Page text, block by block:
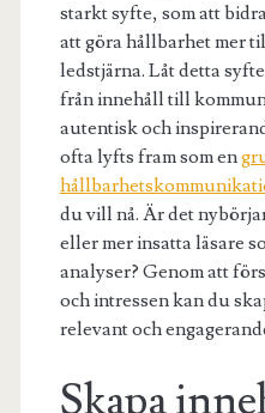
starkt syfte, som att
att göra hållbarhet mer
ledstjärna. Låt detta
från innehåll till
autentisk och
ofta lyfts fram som en
du vill nå. Är det
eller mer insatta läsare
analyser? Genom att
och intressen kan du
relevant och
Skapa